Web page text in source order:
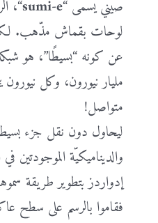
صينيّ يُسمّى “sumi-e“،
لوحات بقماش مذّهب.
عن كونه “بسيطًا”، هو
مليار نيورون، وكل
متواصل!
ليحاول دون نقل جزء
والديناميكيّة الموجودتين
إدواردز بتطوير طريقة
فقاموا بالرسم على سطح